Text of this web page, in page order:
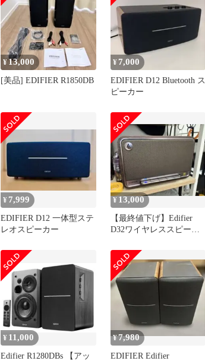
¥13,000
[美品] EDIFIER R1850DB
¥ 7,000
EDIFIER D12 Bluetooth ス
ピーカー
¥ 7,999
EDIFIER D12 一体型ステ
レオスピーカー
¥ 13,000
【最終値下げ】Edifier
D32ワイヤレススピーカ
¥ 11,000
Edifier R1280DBs 【アッ
¥7,980
EDIFIER Edifier